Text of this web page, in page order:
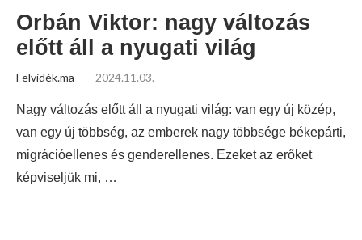
Orbán Viktor: nagy változás
előtt áll a nyugati világ
Felvidék.ma 2024.11.03.
Nagy változás előtt áll a nyugati világ: van egy új közép,
van egy új többség, az emberek nagy többsége békepárti,
migrációellenes és genderellenes. Ezeket az erőket
képviseljük mi, …